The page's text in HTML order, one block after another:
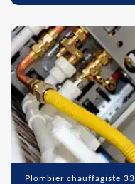
Plombier chauffagiste 33